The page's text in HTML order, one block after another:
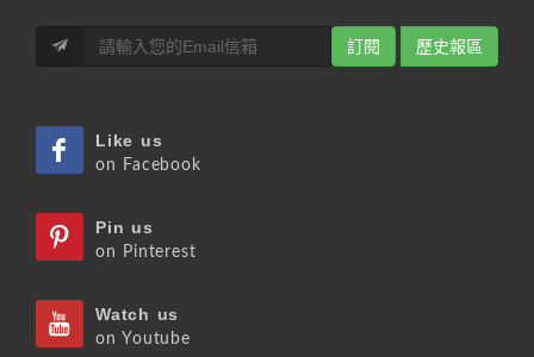
訂閱 歷史報區
Like us
on Facebook
Pin us
on Pinterest
Watch us
on Youtube